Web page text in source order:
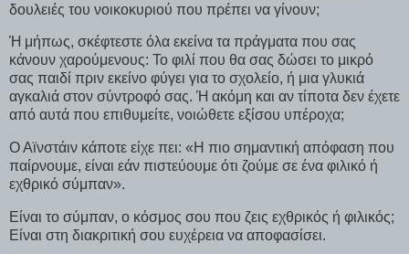
δουλειές του νοικοκυριού που πρέπει να γίνουν;
Ή μήπως, σκέφτεστε όλα εκείνα τα πράγματα που σας
κάνουν χαρούμενους: Το φιλί που θα σας δώσει το μικρό
σας παιδί πριν εκείνο φύγει για το σχολείο, ή μια γλυκιά
αγκαλιά στον σύντροφό σας. Ή ακόμη και αν τίποτα δεν έχετε
από αυτά που επιθυμείτε, νοιώθετε εξίσου υπέροχα;
Ο Αϊνστάιν κάποτε είχε πει: «Η πιο σημαντική απόφαση που
παίρνουμε, είναι εάν πιστεύουμε ότι ζούμε σε ένα φιλικό ή
εχθρικό σύμπαν».
Είναι το σύμπαν, ο κόσμος σου που ζεις εχθρικός ή φιλικός;
Είναι στη διακριτική σου ευχέρεια να αποφασίσει.